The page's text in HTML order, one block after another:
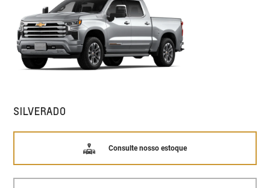
SILVERADO
Consulte nosso estoque